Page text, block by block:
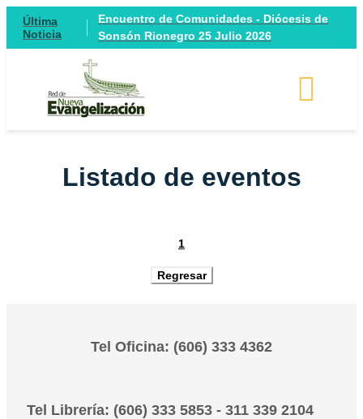
Última
Noticia
Encuentro de Comunidades - Diócesis de
Sonsón Rionegro 25 Julio 2026
Listado de eventos
1
Tel Oficina: (606) 333 4362
Tel Librería: (606) 333 5853 - 311 339 2104